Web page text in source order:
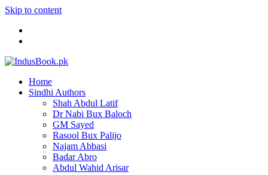
Skip to content
Home
Sindhi Authors
Shah Abdul Latif
Dr Nabi Bux Baloch
GM Sayed
Rasool Bux Palijo
Najam Abbasi
Badar Abro
Abdul Wahid Arisar